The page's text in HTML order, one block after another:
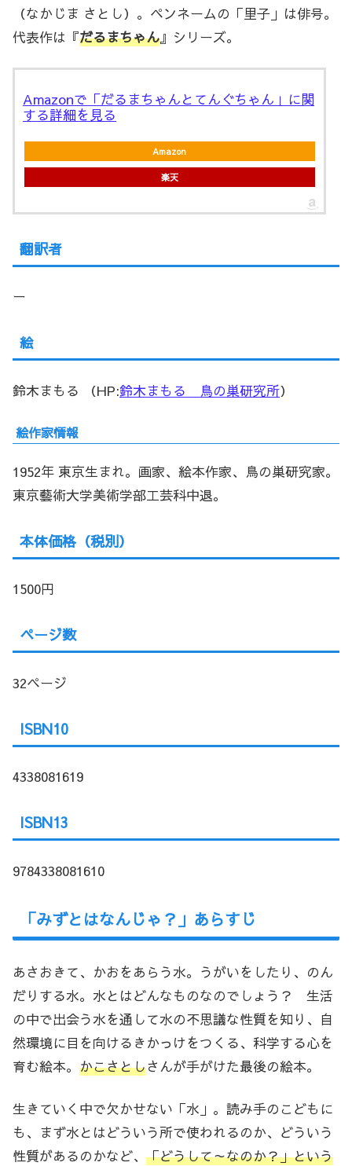
（なかじま さとし）。ペンネームの「里子」は俳号。
代表作は『だるまちゃん』シリーズ。
Amazonで「だるまちゃんとてんぐちゃん」に関
する詳細を見る
Amazon
楽天
翻訳者
ー
絵
鈴木まもる （HP:鈴木まもる 鳥の巣研究所）
絵作家情報
1952年 東京生まれ。画家、絵本作家、鳥の巣研究家。
東京藝術大学美術学部工芸科中退。
本体価格（税別）
1500円
ページ数
32ページ
ISBN10
4338081619
ISBN13
9784338081610
「みずとはなんじゃ？」あらすじ
あさおきて、かおをあらう水。うがいをしたり、のん
だりする水。水とはどんなものなのでしょう？ 生活
の中で出会う水を通して水の不思議な性質を知り、自
然環境に目を向けるきかっけをつくる、科学する心を
育む絵本。 かこさとしさんが手がけた最後の絵本。
生きていく中で欠かせない「水」。読み手のこどもに
も、まず水とはどういう所で使われるのか、どういう
性質があるのかなど、 「どうして～なのか？」という